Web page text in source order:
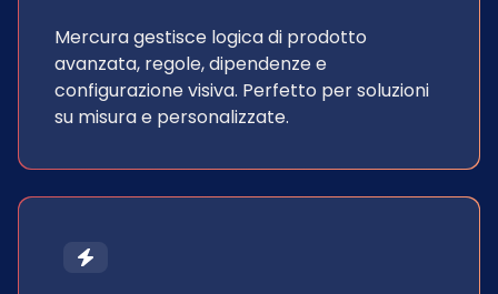
Mercura gestisce logica di prodotto
avanzata, regole, dipendenze e
configurazione visiva. Perfetto per soluzioni
su misura e personalizzate.